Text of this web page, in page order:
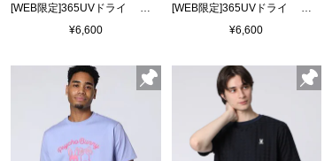
[WEB限定]365UVドライ グラデバニーラッシュガード
¥6,600
[WEB限定]365UVドライ グラデバニーラッシュガード
¥6,600